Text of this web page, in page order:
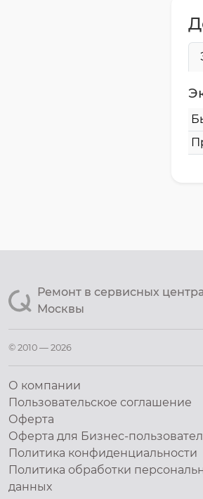
Ремонт в сервисных
Москвы
© 2010 — 2026
О компании
Пользовательское соглашение
Оферта
Оферта для Бизнес-
Политика конфиденциальности
Политика обработки
данных